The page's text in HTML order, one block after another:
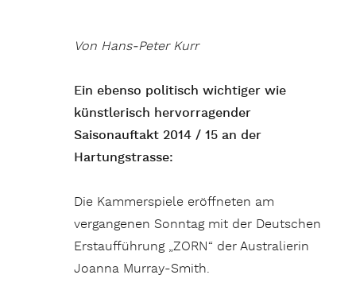
Von Hans-Peter Kurr
Ein ebenso politisch wichtiger wie
künstlerisch hervorragender
Saisonauftakt 2014 / 15 an der
Hartungstrasse:
Die Kammerspiele eröffneten am
vergangenen Sonntag mit der Deutschen
Erstaufführung „ZORN“ der Australierin
Joanna Murray-Smith.